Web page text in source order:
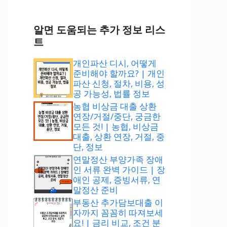
알면 도움되는 추가 정보 리스
트
개인파산 디시, 어떻게
준비해야 할까요? | 개인
파산 신청, 절차, 비용, 성
공 가능성, 법률 정보
농협 비상금 대출 상환
연장/거절/중단, 궁금한
모든 것! | 농협, 비상금
대출, 상환 연장, 거절, 중
단, 정보
연말정산 부양가족 장애
인 서류 완벽 가이드 | 장
애인 공제, 증빙서류, 연
말정산 준비
부동산 추가담보대출 이
자까지 꼼꼼히 따져보세
요! | 금리 비교, 조건 분